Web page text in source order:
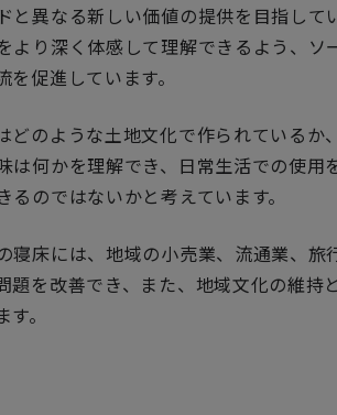
と異なる新しい価値の提供を目指して
より深く体感して理解できるよう、ソ
促進しています。
どのような土地文化で作られているか
は何かを理解でき、日常生活での使用
のではないかと考えています。
寝床には、地域の小売業、流通業、旅
題を改善でき、また、地域文化の維持
。